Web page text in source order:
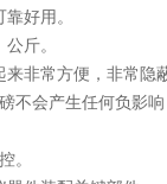
好用。
斤。
非常方便，非常隐
不会产生任何负影
。